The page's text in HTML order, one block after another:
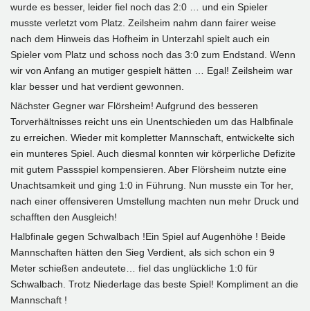
wurde es besser, leider fiel noch das 2:0 … und ein Spieler
musste verletzt vom Platz. Zeilsheim nahm dann fairer weise
nach dem Hinweis das Hofheim in Unterzahl spielt auch ein
Spieler vom Platz und schoss noch das 3:0 zum Endstand. Wenn
wir von Anfang an mutiger gespielt hätten … Egal! Zeilsheim war
klar besser und hat verdient gewonnen.
Nächster Gegner war Flörsheim! Aufgrund des besseren
Torverhältnisses reicht uns ein Unentschieden um das Halbfinale
zu erreichen. Wieder mit kompletter Mannschaft, entwickelte sich
ein munteres Spiel. Auch diesmal konnten wir körperliche Defizite
mit gutem Passspiel kompensieren. Aber Flörsheim nutzte eine
Unachtsamkeit und ging 1:0 in Führung. Nun musste ein Tor her,
nach einer offensiveren Umstellung machten nun mehr Druck und
schafften den Ausgleich!
Halbfinale gegen Schwalbach !Ein Spiel auf Augenhöhe ! Beide
Mannschaften hätten den Sieg Verdient, als sich schon ein 9
Meter schießen andeutete… fiel das unglückliche 1:0 für
Schwalbach. Trotz Niederlage das beste Spiel! Kompliment an die
Mannschaft !